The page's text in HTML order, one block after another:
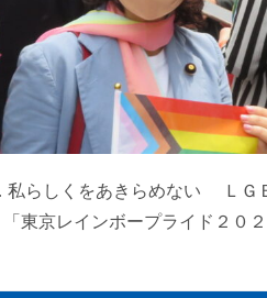
らしくをあきらめない ＬＧ
東京レインボープライド２０